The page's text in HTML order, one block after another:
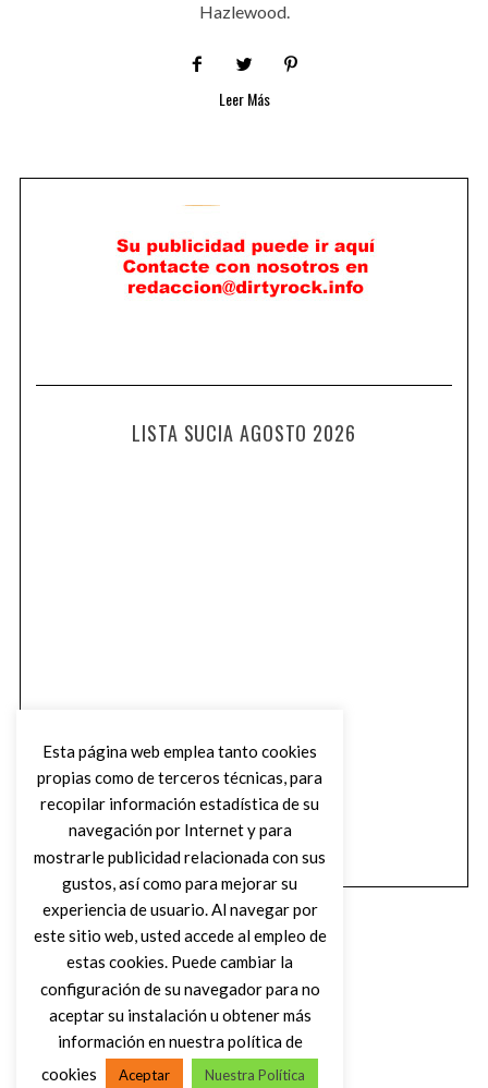
Hazlewood.
Leer Más
LISTA SUCIA AGOSTO 2026
Esta página web emplea tanto cookies
propias como de terceros técnicas, para
recopilar información estadística de su
navegación por Internet y para
mostrarle publicidad relacionada con sus
gustos, así como para mejorar su
experiencia de usuario. Al navegar por
este sitio web, usted accede al empleo de
estas cookies. Puede cambiar la
configuración de su navegador para no
aceptar su instalación u obtener más
información en nuestra política de
cookies
Aceptar Nuestra Política